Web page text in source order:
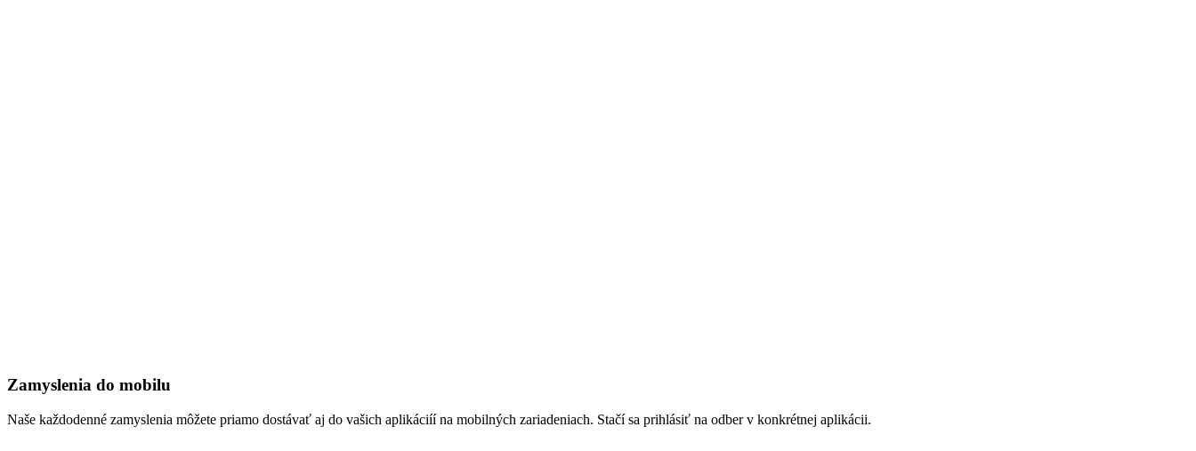
Zamyslenia do mobilu
Naše každodenné zamyslenia môžete priamo dostávať aj do vašich aplikáciíí na mobilných zariadeniach. Stačí sa prihlásiť na odber v konkrétnej aplikácii.